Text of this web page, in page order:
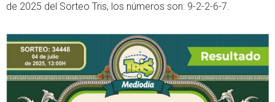
de 2025 del Sorteo Tris, los números son: 9-2-2-6-7.